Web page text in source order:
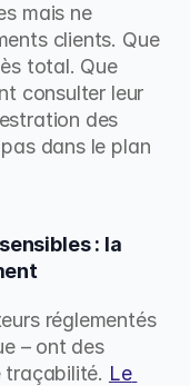
mais ne
clients. Que
total. Que
consulter leur
des
dans le plan
: la
réglementés
– ont des
Le